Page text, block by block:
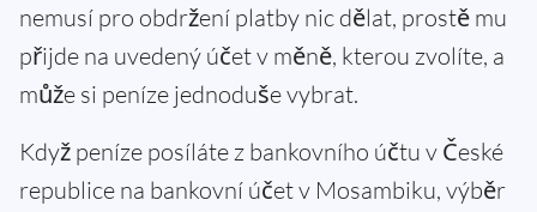
nemusí pro obdržení platby nic dělat, prostě mu
přijde na uvedený účet v měně, kterou zvolíte, a
může si peníze jednoduše vybrat.
Když peníze posíláte z bankovního účtu v České
republice na bankovní účet v Mosambiku, výběr